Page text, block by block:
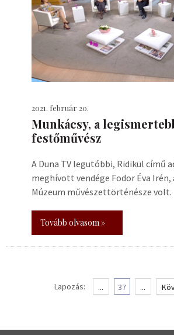
2021. február 20.
Munkácsy, a
festőművész
A Duna TV legutóbbi, Ridikül című
meghívott vendége Fodor Éva Irén,
Múzeum művészettörténésze volt.
Tovább olvasom »
Lapozás: ... 37 ...